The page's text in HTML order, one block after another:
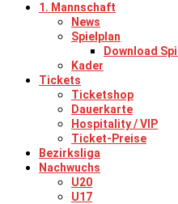
1. Mannschaft
News
Spielplan
Download
Kader
Tickets
Ticketshop
Dauerkarte
Hospitality / VIP
Ticket-Preise
Bezirksliga
Nachwuchs
U20
U17